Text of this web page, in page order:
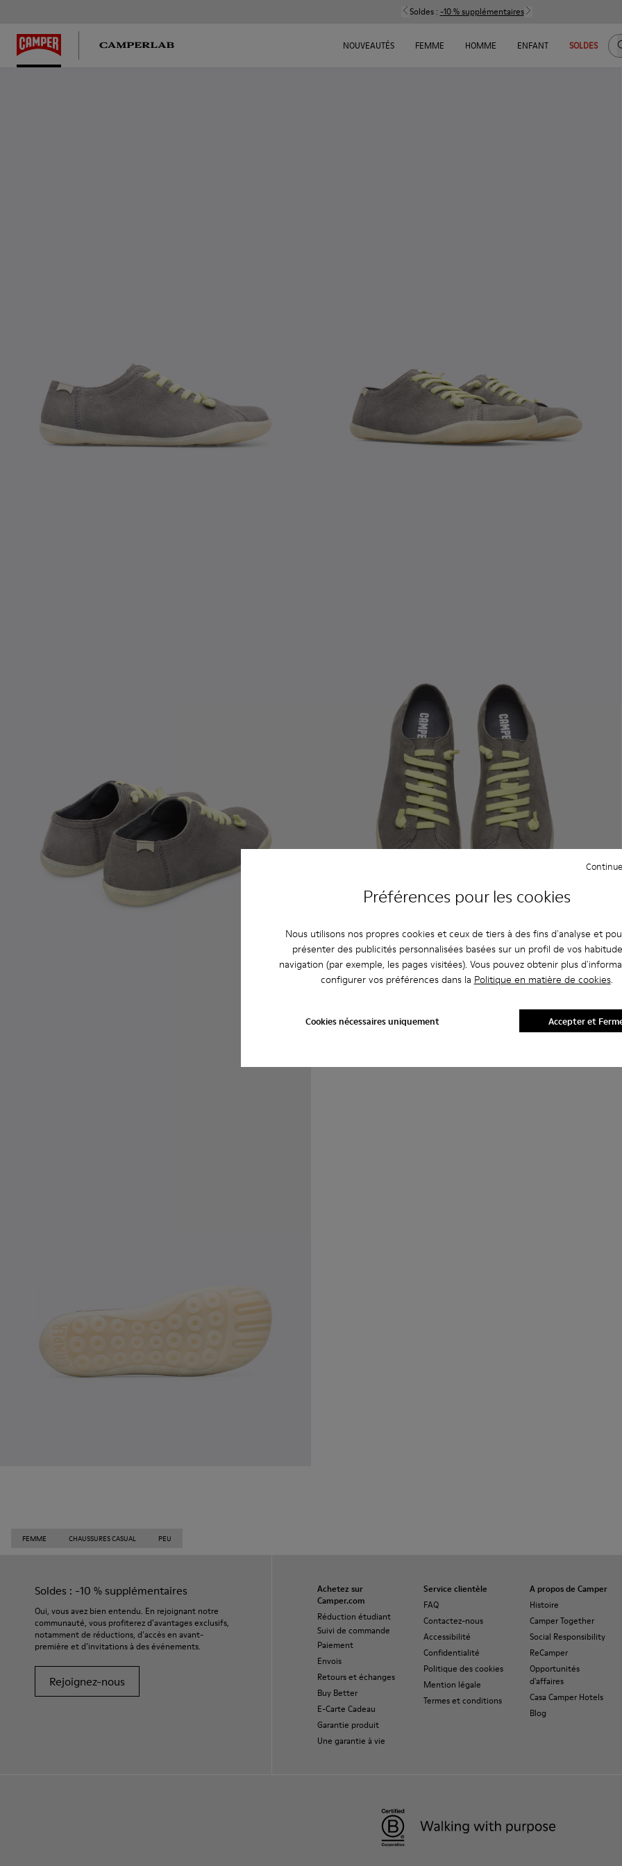
Préférences pour les cookies
Nous utilisons nos propres cookies et ceux de tiers à des fins d'analyse et
présenter des publicités personnalisées basées sur un profil de vos
navigation (par exemple, les pages visitées). Vous pouvez obtenir plus
configurer vos préférences dans la Politique en matière de cookies.
Cookies nécessaires uniquement Accepter et
Soldes : -10 % supplémentaires
NOUVEAUTÉS FEMME HOMME ENFANT SOLDES
FEMME CHAUSSURES CASUAL PEU
Soldes : -10 % supplémentaires
Oui, vous avez bien entendu. En rejoignant notre
communauté, vous profiterez d’avantages exclusifs,
notamment de réductions, d’accès en avant-
première et d’invitations à des événements.
Rejoignez-nous
Achetez sur
Camper.com
Réduction étudiant
Suivi de commande
Paiement
Envois
Retours et échanges
Buy Better
E-Carte Cadeau
Garantie produit
Une garantie à vie
Service clientèle
FAQ
Contactez-nous
Accessibilité
Confidentialité
Politique des cookies
Mention légale
Termes et conditions
A propos de Camper
Histoire
Camper Together
Social Responsibility
ReCamper
Opportunités
d'affaires
Casa Camper Hotels
Blog